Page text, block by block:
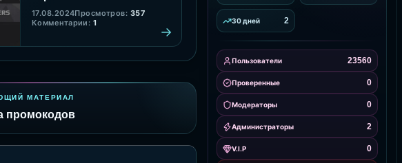
17.08.2024Просмотров: 357
Комментарии: 1
МАТЕРИАЛ
промокодов
30 дней 2
Пользователи 23560
Проверенные 0
Модераторы 0
Администраторы 2
V.I.P 0